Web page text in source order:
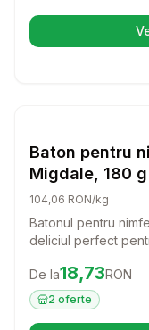
Baton pentru
Migdale, 180 g
104,06 RON/kg
Batonul pentru
deliciul perfect
vitamine esentiale,
zile pline de joaca.
Preț:18.73 RON
De la18,73RON
2 oferte